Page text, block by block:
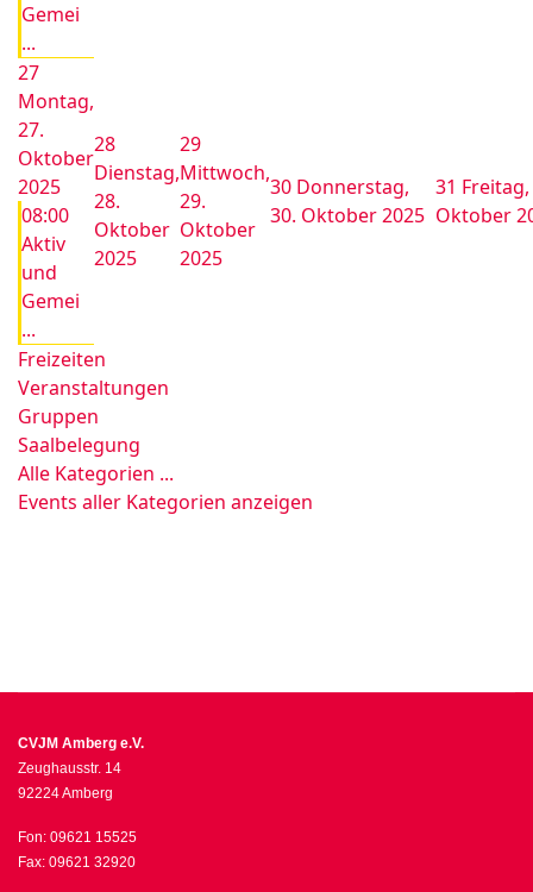
Gemei
...
27
Montag,
27.
Oktober
2025
08:00
Aktiv
und
Gemei
...
28
Dienstag,
28.
Oktober
2025
29
Mittwoch,
29.
Oktober
2025
30 Donnerstag,
30. Oktober 2025
31
Oktober
Freizeiten
Veranstaltungen
Gruppen
Saalbelegung
Alle Kategorien ...
Events aller Kategorien anzeigen
CVJM Amberg e.V.
Zeughausstr. 14
92224 Amberg
Fon: 09621 15525
Fax: 09621 32920